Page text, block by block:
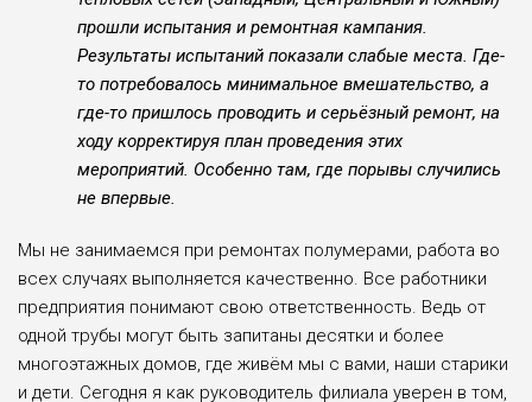
прошли испытания и ремонтная кампания.
Результаты испытаний показали слабые места. Где-
то потребовалось минимальное вмешатель­ство, а
где-то пришлось проводить и серьёзный ремонт, на
ходу корректи­руя план проведения этих
мероприятий. Особенно там, где порывы случи­лись
не впервые.
Мы не занимаемся при ремонтах полумерами, работа во
всех случаях выполняется качествен­но. Все работники
пред­приятия понимают свою ответственность. Ведь от
одной трубы могут быть запитаны десятки и более
многоэтажных домов, где живём мы с вами, наши старики
и дети. Сегодня я как руководитель филиа­ла уверен в том,